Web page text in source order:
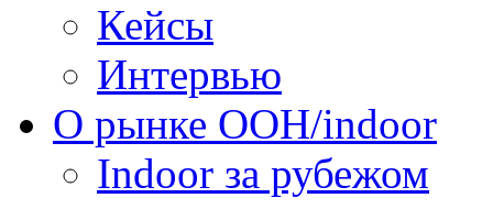
Кейсы
Интервью
О рынке OOH/indoor
Indoor за рубежом